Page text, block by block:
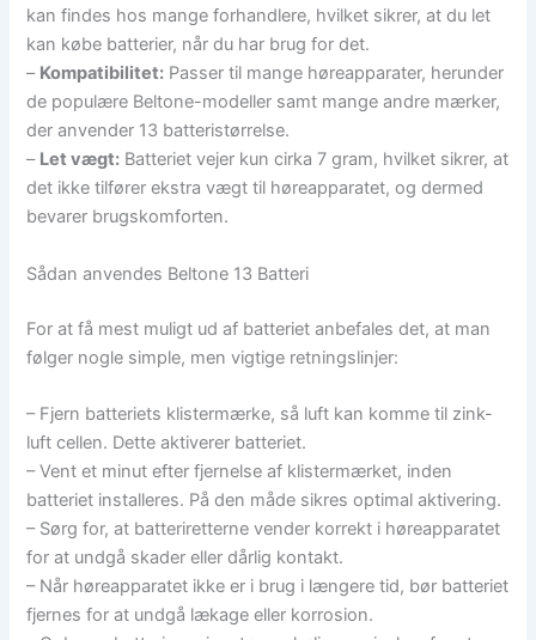
kan findes hos mange forhandlere, hvilket sikrer, at du let
kan købe batterier, når du har brug for det.
– Kompatibilitet: Passer til mange høreapparater, herunder
de populære Beltone-modeller samt mange andre mærker,
der anvender 13 batteristørrelse.
– Let vægt: Batteriet vejer kun cirka 7 gram, hvilket sikrer, at
det ikke tilfører ekstra vægt til høreapparatet, og dermed
bevarer brugskomforten.
Sådan anvendes Beltone 13 Batteri
For at få mest muligt ud af batteriet anbefales det, at man
følger nogle simple, men vigtige retningslinjer:
– Fjern batteriets klistermærke, så luft kan komme til zink-
luft cellen. Dette aktiverer batteriet.
– Vent et minut efter fjernelse af klistermærket, inden
batteriet installeres. På den måde sikres optimal aktivering.
– Sørg for, at batteriretterne vender korrekt i høreapparatet
for at undgå skader eller dårlig kontakt.
– Når høreapparatet ikke er i brug i længere tid, bør batteriet
fjernes for at undgå lækage eller korrosion.